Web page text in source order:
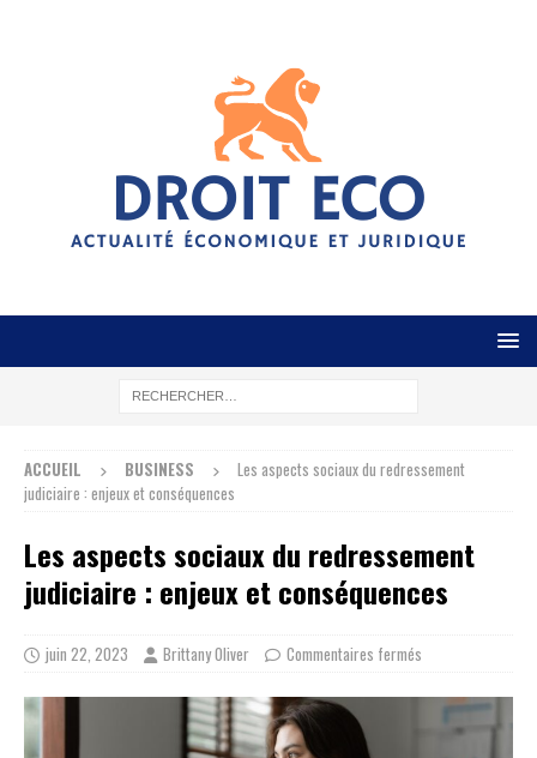
ACCUEIL BUSINESS
Les aspects sociaux du redressement
judiciaire : enjeux et conséquences
Les aspects sociaux du redressement
judiciaire : enjeux et conséquences
juin 22, 2023 Brittany Oliver Commentaires fermés